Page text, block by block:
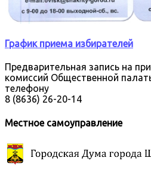
График приема избирателей
Предварительная запись на
комиссий Общественной
телефону
8 (8636) 26-20-14
Местное самоуправление